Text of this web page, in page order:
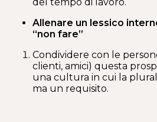
Allenare un lessico
“non fare”
Condividere con le
clienti, amici) questa
una cultura in cui la
ma un requisito.